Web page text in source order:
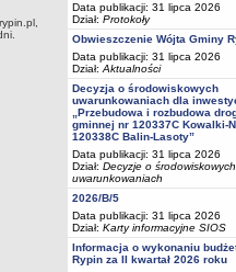
Data publikacji: 31 lipca 2026
Dział: Protokoły
Obwieszczenie Wójta Gminy
Data publikacji: 31 lipca 2026
Dział: Aktualności
Decyzja o środowiskowych
uwarunkowaniach dla
„Przebudowa i rozbudowa
gminnej nr 120337C Kowalki-
120338C Balin-Lasoty”
Data publikacji: 31 lipca 2026
Dział: Decyzje o środowiskowych
uwarunkowaniach
2026/B/5
Data publikacji: 31 lipca 2026
Dział: Karty informacyjne SIOS
Informacja o wykonaniu
Rypin za II kwartał 2026 roku